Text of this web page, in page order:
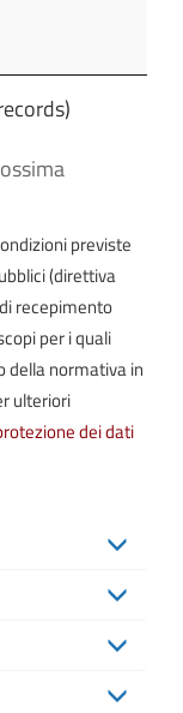
previste
(direttiva
recepimento
per i quali
della normativa in
ulteriori
dei dati